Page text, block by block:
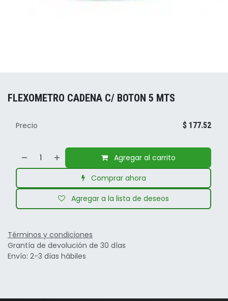
FLEXOMETRO CADENA C/ BOTON 5 MTS
Agregar al carrito
Comprar ahora
Agregar a la lista de deseos
Precio $ 177.52
Términos y condiciones
Grantía de devolución de 30 días
Envío: 2-3 días hábiles